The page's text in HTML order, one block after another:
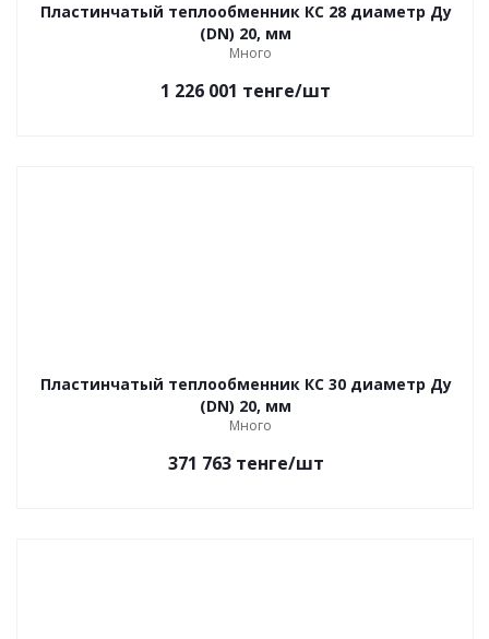
Пластинчатый теплообменник КС 28 диаметр Ду
(DN) 20, мм
Много
1 226 001 тенге/шт
Пластинчатый теплообменник КС 30 диаметр Ду
(DN) 20, мм
Много
371 763тенге/шт